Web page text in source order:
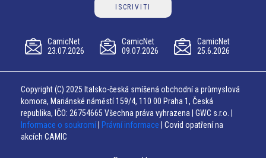
ISCRIVITI
CamicNet
23.07.2026
CamicNet
09.07.2026
CamicNet
25.6.2026
Copyright (C) 2025 Italsko-česká smíšená obchodní a průmyslová
komora, Mariánské náměstí 159/4, 110 00 Praha 1, Česká
republika, IČO: 26754665 Všechna práva vyhrazena | GWC s.r.o. |
Informace o soukromí
Právní informace | Covid opatření na
akcích CAMIC